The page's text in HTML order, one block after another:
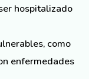
hospitalizado
como
enfermedades